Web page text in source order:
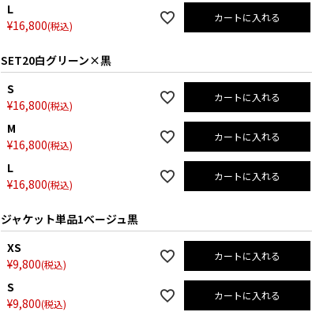
L
¥16,800 税込
カートに入れる
SET20白グリーン×黒
S
¥16,800 税込
カートに入れる
M
¥16,800 税込
カートに入れる
L
¥16,800 税込
カートに入れる
ジャケット単品1ベージュ黒
XS
¥9,800 税込
カートに入れる
S
¥9,800 税込
カートに入れる